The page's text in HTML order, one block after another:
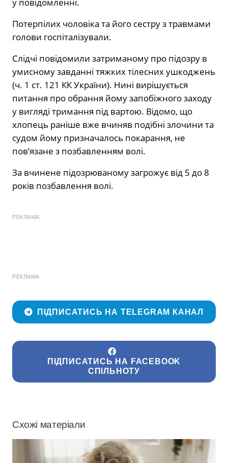
Потерпілих чоловіка та його сестру з травмами
голови госпіталізували.
Слідчі повідомили затриманому про підозру в
умисному завданні тяжких тілесних ушкоджень
(ч. 1 ст. 121 КК України). Нині вирішується
питання про обрання йому запобіжного заходу
у вигляді тримання під вартою. Відомо, що
хлопець раніше вже вчиняв подібні злочини та
судом йому призначалось покарання, не
пов’язане з позбавленням волі.
За вчинене підозрюваному загрожує від 5 до 8
років позбавлення волі.
РЕКЛАМА
РЕКЛАМА
ПІДПИСАТИСЬ НА TELEGRAM КАНАЛ
ПІДПИСАТИСЬ НА FACEBOOK
СПІЛЬНОТУ
Схожі матеріали